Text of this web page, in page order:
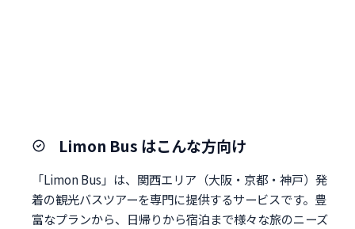
Limon Bus はこんな方向け
「Limon Bus」は、関西エリア（大阪・京都・神戸）発
着の観光バスツアーを専門に提供するサービスです。豊
富なプランから、日帰りから宿泊まで様々な旅のニーズ